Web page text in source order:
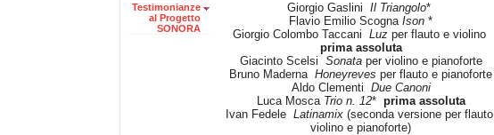
Testimonianze
al Progetto
SONORA
Giorgio Gaslini Il Triangolo*
Flavio Emilio Scogna Ison *
Giorgio Colombo Taccani Luzper flauto e violino
prima assoluta
Giacinto Scelsi Sonataper violino e pianoforte
Bruno Maderna Honeyreves per flauto e pianoforte
Aldo Clementi Due Canoni
Luca Mosca Trio n. 12* prima assoluta
Ivan Fedele Latinamix (seconda versione per
violino e pianoforte)